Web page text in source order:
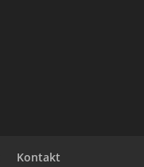
Kontakt